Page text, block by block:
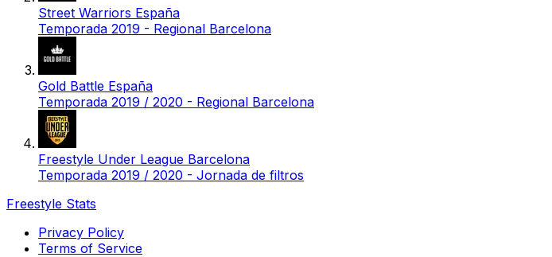
Street Warriors España
Temporada 2019 - Regional Barcelona
Gold Battle España
Temporada 2019 / 2020 - Regional Barcelona
Freestyle Under League Barcelona
Temporada 2019 / 2020 - Jornada de filtros
Freestyle Stats
Privacy Policy
Terms of Service